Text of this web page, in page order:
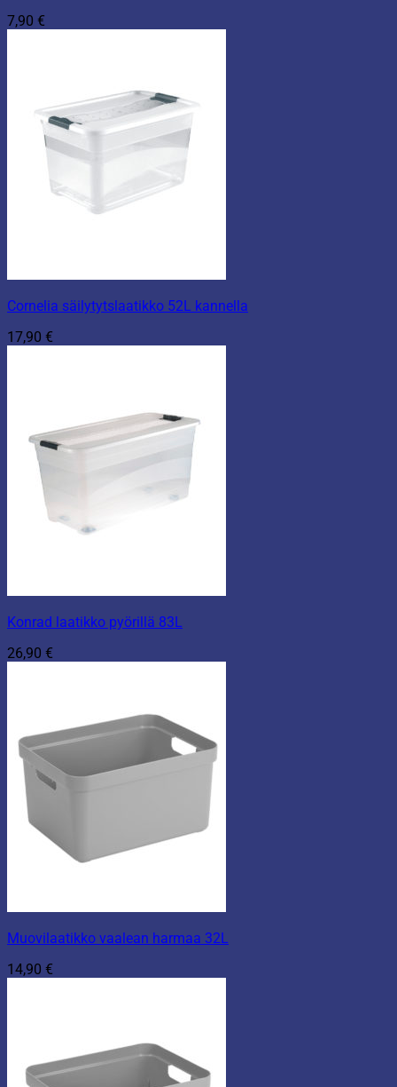
7,90 €
Cornelia säilytytslaatikko 52L kannella
17,90 €
Konrad laatikko pyörillä 83L
26,90 €
Muovilaatikko vaalean harmaa 32L
14,90 €